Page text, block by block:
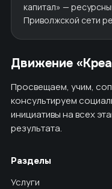
капитал» —
Приволжской сети
Движение
Просвещаем, учим,
консультируем
инициативы на всех
результата.
Разделы
Услуги